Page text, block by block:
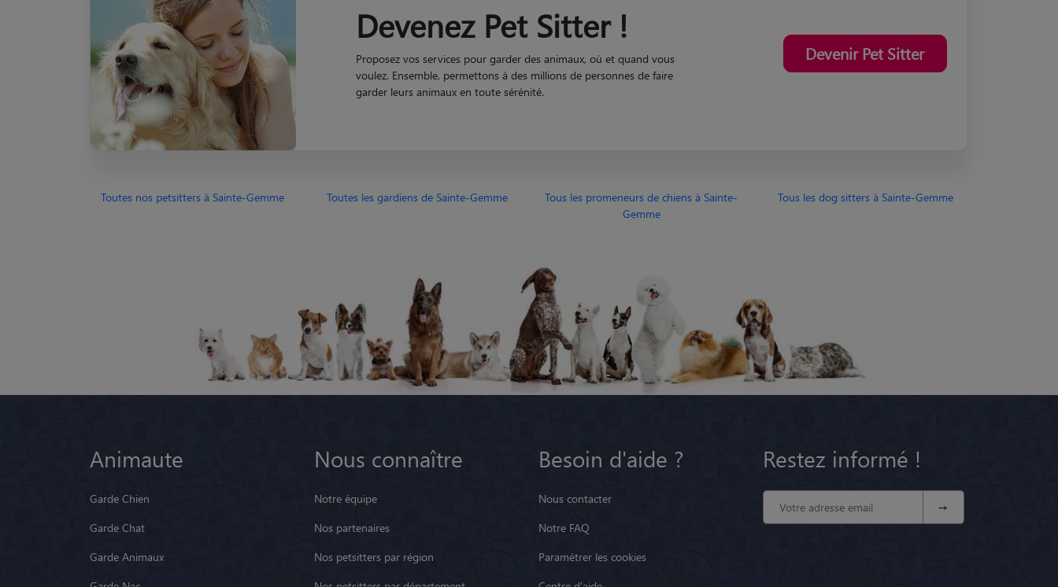
Devenez Pet Sitter !
Proposez vos services pour garder des animaux, où et quand vous
voulez. Ensemble, permettons à des millions de personnes de faire
garder leurs animaux en toute sérénité.
Devenir Pet Sitter
Toutes nos petsitters à Sainte-Gemme Toutes les gardiens de Sainte-Gemme
Tous les promeneurs de chiens à Sainte-
Gemme
Tous les dog sitters à Sainte-Gemme
Animaute
Garde Chien
Garde Chat
Garde Animaux
Nous connaître
Notre équipe
Nos partenaires
Nos petsitters par région
Besoin d'aide ?
Nous contacter
Notre FAQ
Paramétrer les cookies
Restez informé !